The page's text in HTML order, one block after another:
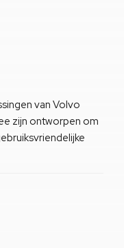
van Volvo
zijn ontworpen om